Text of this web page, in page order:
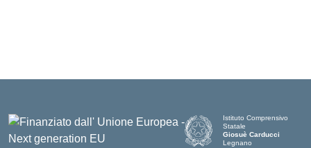
Istituto Comprensivo
Statale
Giosuè Carducci
Legnano